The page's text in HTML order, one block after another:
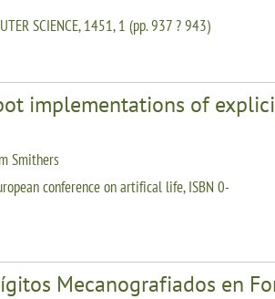
SCIENCE, 1451, 1 (pp. 937 ? 943)
implementations of
Smithers
conference on artifical life, ISBN 0-
Mecanografiados en